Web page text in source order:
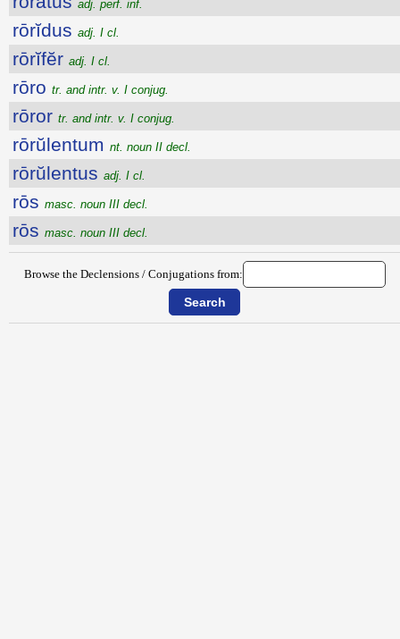
adj. perf. inf.
rōrĭdus adj. I cl.
rōrĭfĕr adj. I cl.
rōro tr. and intr. v. I conjug.
rōror tr. and intr. v. I conjug.
rōrŭlentum nt. noun II decl.
rōrŭlentus adj. I cl.
rōs masc. noun III decl.
rōs masc. noun III decl.
Browse the Declensions / Conjugations from: